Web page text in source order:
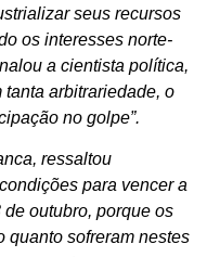
seus recursos
os interesses norte-
a cientista política,
tanta arbitrariedade, o
no golpe”.
ressaltou
para vencer a
outubro, porque os
quanto sofreram nestes